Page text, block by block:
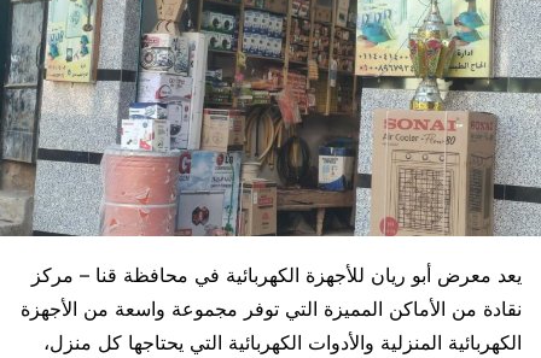
يعد معرض أبو ريان للأجهزة الكهربائية في محافظة قنا – مركز
نقادة من الأماكن المميزة التي توفر مجموعة واسعة من الأجهزة
الكهربائية المنزلية والأدوات الكهربائية التي يحتاجها كل منزل،